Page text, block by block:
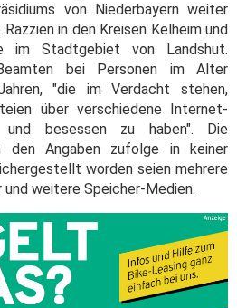
von Niederbayern weiter
in den Kreisen Kelheim und
im Stadtgebiet von Landshut.
bei Personen im Alter
"die im Verdacht stehen,
über verschiedene Internet-
und besessen zu haben". Die
den Angaben zufolge in keiner
worden seien mehrere
weitere Speicher-Medien.